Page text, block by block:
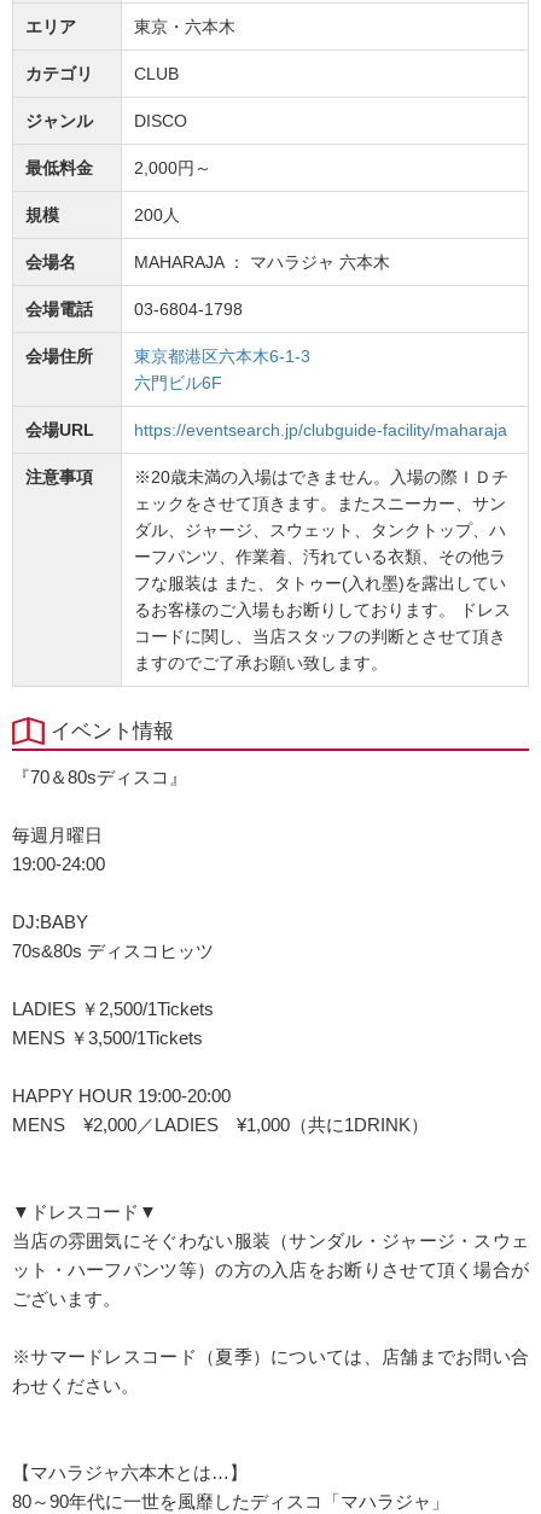
エリア 東京・六本木
カテゴリ CLUB
ジャンル DISCO
最低料金 2,000円～
規模 200人
会場名 MAHARAJA ： マハラジャ 六本木
会場電話 03-6804-1798
会場住所
東京都港区六本木6-1-3
六門ビル6F
会場URL https://eventsearch.jp/clubguide-facility/maharaja
注意事項
※20歳未満の入場はできません。入場の際ＩＤチ
ェックをさせて頂きます。またスニーカー、サン
ダル、ジャージ、スウェット、タンクトップ、ハ
ーフパンツ、作業着、汚れている衣類、その他ラ
フな服装は また、タトゥー(入れ墨)を露出してい
るお客様のご入場もお断りしております。 ドレス
コードに関し、当店スタッフの判断とさせて頂き
ますのでご了承お願い致します。
イベント情報
『70＆80sディスコ』
毎週月曜日
19:00-24:00
DJ:BABY
70s&80s ディスコヒッツ
LADIES ￥2,500/1Tickets
MENS ￥3,500/1Tickets
HAPPY HOUR 19:00-20:00
MENS ¥2,000／LADIES ¥1,000（共に1DRINK）
▼ドレスコード▼
当店の雰囲気にそぐわない服装（サンダル・ジャージ・スウェ
ット・ハーフパンツ等）の方の入店をお断りさせて頂く場合が
ございます。
※サマードレスコード（夏季）については、店舗までお問い合
わせください。
【マハラジャ六本木とは…】
80～90年代に一世を風靡したディスコ「マハラジャ」